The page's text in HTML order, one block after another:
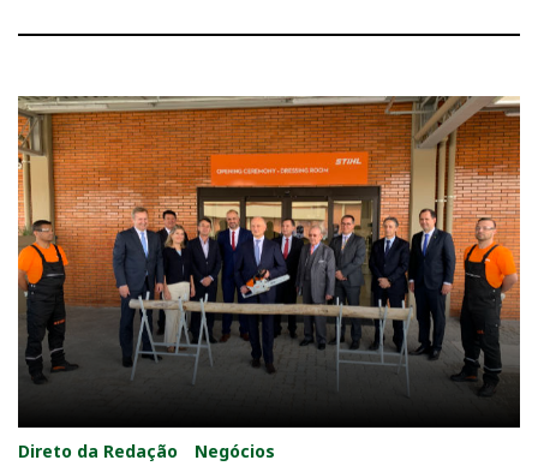
T
a
g
:
S
t
i
h
Direto da Redação Negócios